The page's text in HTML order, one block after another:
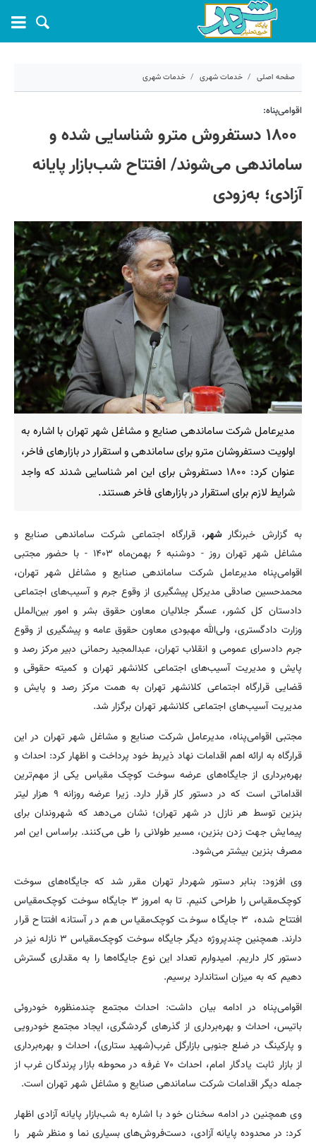
صفحه اصلی خدمات شهری خدمات شهری
۷ اسفند ۱۴۰۳ - ۰۹:۵۹
کد مطلب: 65649
اقوامی‌پناه:
۱۸۰۰ دستفروش مترو شناسایی شده و
ساماندهی می‌شوند/ افتتاح شب‌بازار پایانه
آزادی؛ به‌زودی
مدیرعامل شرکت ساماندهی صنایع و مشاغل شهر تهران با اشاره به
اولویت دستفروشان مترو برای ساماندهی و استقرار در بازارهای فاخر،
عنوان کرد: ۱۸۰۰ دستفروش برای این امر شناسایی شدند که واجد
شرایط لازم برای استقرار در بازارهای فاخر هستند.
به گزارش خبرنگار شهر، قرارگاه اجتماعی شرکت ساماندهی صنایع و
مشاغل شهر تهران روز -‌ دوشنبه ۶ بهمن‌ماه ۱۴۰۳ - با حضور مجتبی
اقوامی‌پناه مدیرعامل شرکت ساماندهی صنایع و مشاغل شهر تهران،
محمدحسین صادقی مدیرکل پیشگیری از وقوع جرم و آسیب‌های اجتماعی
دادستان کل کشور، عسگر جلالیان معاون حقوق بشر و امور بین‌الملل
وزارت دادگستری، ولی‌الله مهبودی معاون حقوق عامه و پیشگیری از وقوع
جرم دادسرای عمومی و انقلاب تهران، عبدالمجید رحمانی دبیر مرکز رصد و
پایش و مدیریت آسیب‌های اجتماعی کلانشهر تهران و کمیته حقوقی و
قضایی قرارگاه اجتماعی کلانشهر تهران به همت مرکز رصد و پایش و
مدیریت آسیب‌های اجتماعی کلانشهر تهران برگزار شد.
مجتبی‌ اقوامی‌پناه، مدیرعامل شرکت صنایع و مشاغل شهر تهران در این
قرارگاه به ارائه اهم اقدامات نهاد ذیربط خود پرداخت و اظهار کرد: احداث و
بهره‌برداری از جایگاه‌های عرضه سوخت کوچک مقیاس یکی از مهم‌ترین
اقداماتی است که در دستور کار قرار دارد. زیرا عرضه روزانه ۹ هزار لیتر
بنزین توسط هر نازل در شهر تهران؛ نشان می‌دهد که شهروندان برای
پیمایش جهت زدن بنزین، مسیر طولانی را طی می‌کنند. براساس این امر
مصرف بنزین بیشتر می‌شود.
وی افزود: بنابر دستور شهردار تهران مقرر شد که جایگاه‌های سوخت
کوچک‌مقیاس را طراحی کنیم. تا به امروز ۳ جایگاه سوخت کوچک‌مقیاس
افتتاح شده، ۳ جایگاه سوخت کوچک‌مقیاس هم در آستانه افتتاح قرار
دارند. همچنین چندپروژه دیگر جایگاه سوخت کوچک‌مقیاس ۳ نازله نیز در
دستور کار داریم. امیدوارم تعداد این نوع جایگاه‌ها را به مقداری گسترش
دهیم که به میزان استاندارد برسیم.
اقوامی‌پناه در ادامه بیان داشت: احداث مجتمع چندمنظوره خودروئی
باتیس، احداث و بهره‌برداری از گذرهای گردشگری، ایجاد مجتمع خودرویی
و پارکینگ در ضلع جنوبی بازارگل غرب(شهید ستاری)، احداث و بهره‌برداری
از بازار ثابت یادگار امام، احداث ۷۰ غرفه در محوطه بازار پرندگان غرب از
جمله دیگر اقدامات شرکت ساماندهی صنایع و مشاغل شهر تهران است.
وی همچنین در ادامه سخنان خود با اشاره به شب‌بازار پایانه آزادی اظهار
کرد: در محدوده پایانه آزادی، دست‌فروش‌های بسیاری نما و منظر شهر را